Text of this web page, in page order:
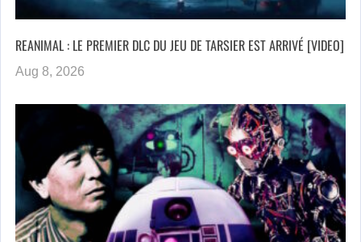
REANIMAL : LE PREMIER DLC DU JEU DE TARSIER EST ARRIVÉ [VIDEO]
Aug 8, 2026